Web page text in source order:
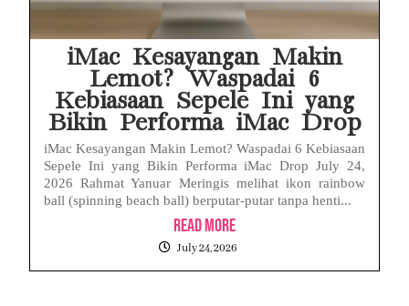
iMac Kesayangan Makin
Lemot? Waspadai 6
Kebiasaan Sepele Ini yang
Bikin Performa iMac Drop
iMac Kesayangan Makin Lemot? Waspadai 6 Kebiasaan
Sepele Ini yang Bikin Performa iMac Drop July 24,
2026 Rahmat Yanuar Meringis melihat ikon rainbow
ball (spinning beach ball) berputar-putar tanpa henti...
Read More
July 24, 2026